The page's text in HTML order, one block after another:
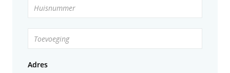
Huisnummer
Toevoeging
Adres